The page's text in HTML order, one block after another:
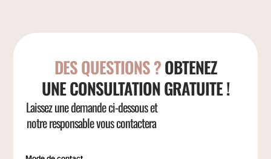
DES QUESTIONS ?OBTENEZ
UNE CONSULTATION GRATUITE !
Laissez une demande ci-dessous et
notre responsable vous contactera